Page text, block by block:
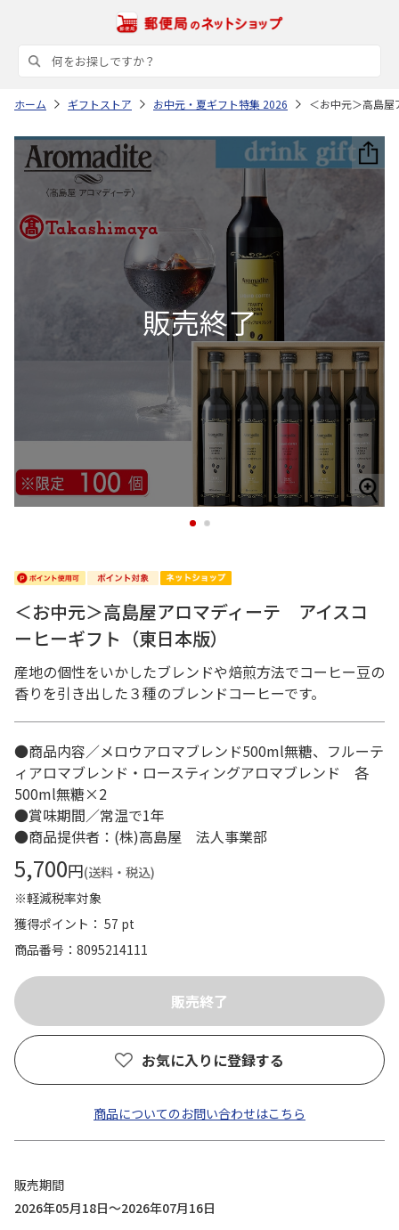
ホーム ギフトストア お中元・夏ギフト特集 2026 ＜お中元＞高島
1 2
＜お中元＞高島屋アロマディーテ アイスコ
ーヒーギフト（東日本版）
産地の個性をいかしたブレンドや焙煎方法でコーヒー豆の
香りを引き出した３種のブレンドコーヒーです。
●商品内容／メロウアロマブレンド500ml無糖、フルーテ
ィアロマブレンド・ロースティングアロマブレンド 各
500ml無糖×2
●賞味期間／常温で1年
●商品提供者：(株)高島屋 法人事業部
5,700円(送料・税込)
※軽減税率対象
獲得ポイント： 57 pt
商品番号
8095214111
お気に入りに登録する
商品についてのお問い合わせはこちら
販売期間
2026年05月18日～2026年07月16日